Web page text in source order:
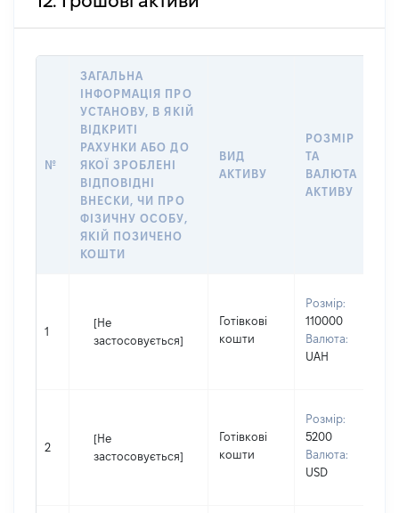
№
ЗАГАЛЬНА
ІНФОРМАЦІЯ ПРО
УСТАНОВУ, В ЯКІЙ
ВІДКРИТІ
РАХУНКИ АБО ДО
ЯКОЇ ЗРОБЛЕНІ
ВІДПОВІДНІ
ВНЕСКИ, ЧИ ПРО
ФІЗИЧНУ ОСОБУ,
ЯКІЙ ПОЗИЧЕНО
КОШТИ
ВИД
АКТИВУ
РОЗМІР
ТА
ВАЛЮТА
АКТИВУ
1
[Не
застосовується]
Готівкові
кошти
Розмір:
110000
Валюта:
UAH
2
[Не
застосовується]
Готівкові
кошти
Розмір:
5200
Валюта:
USD